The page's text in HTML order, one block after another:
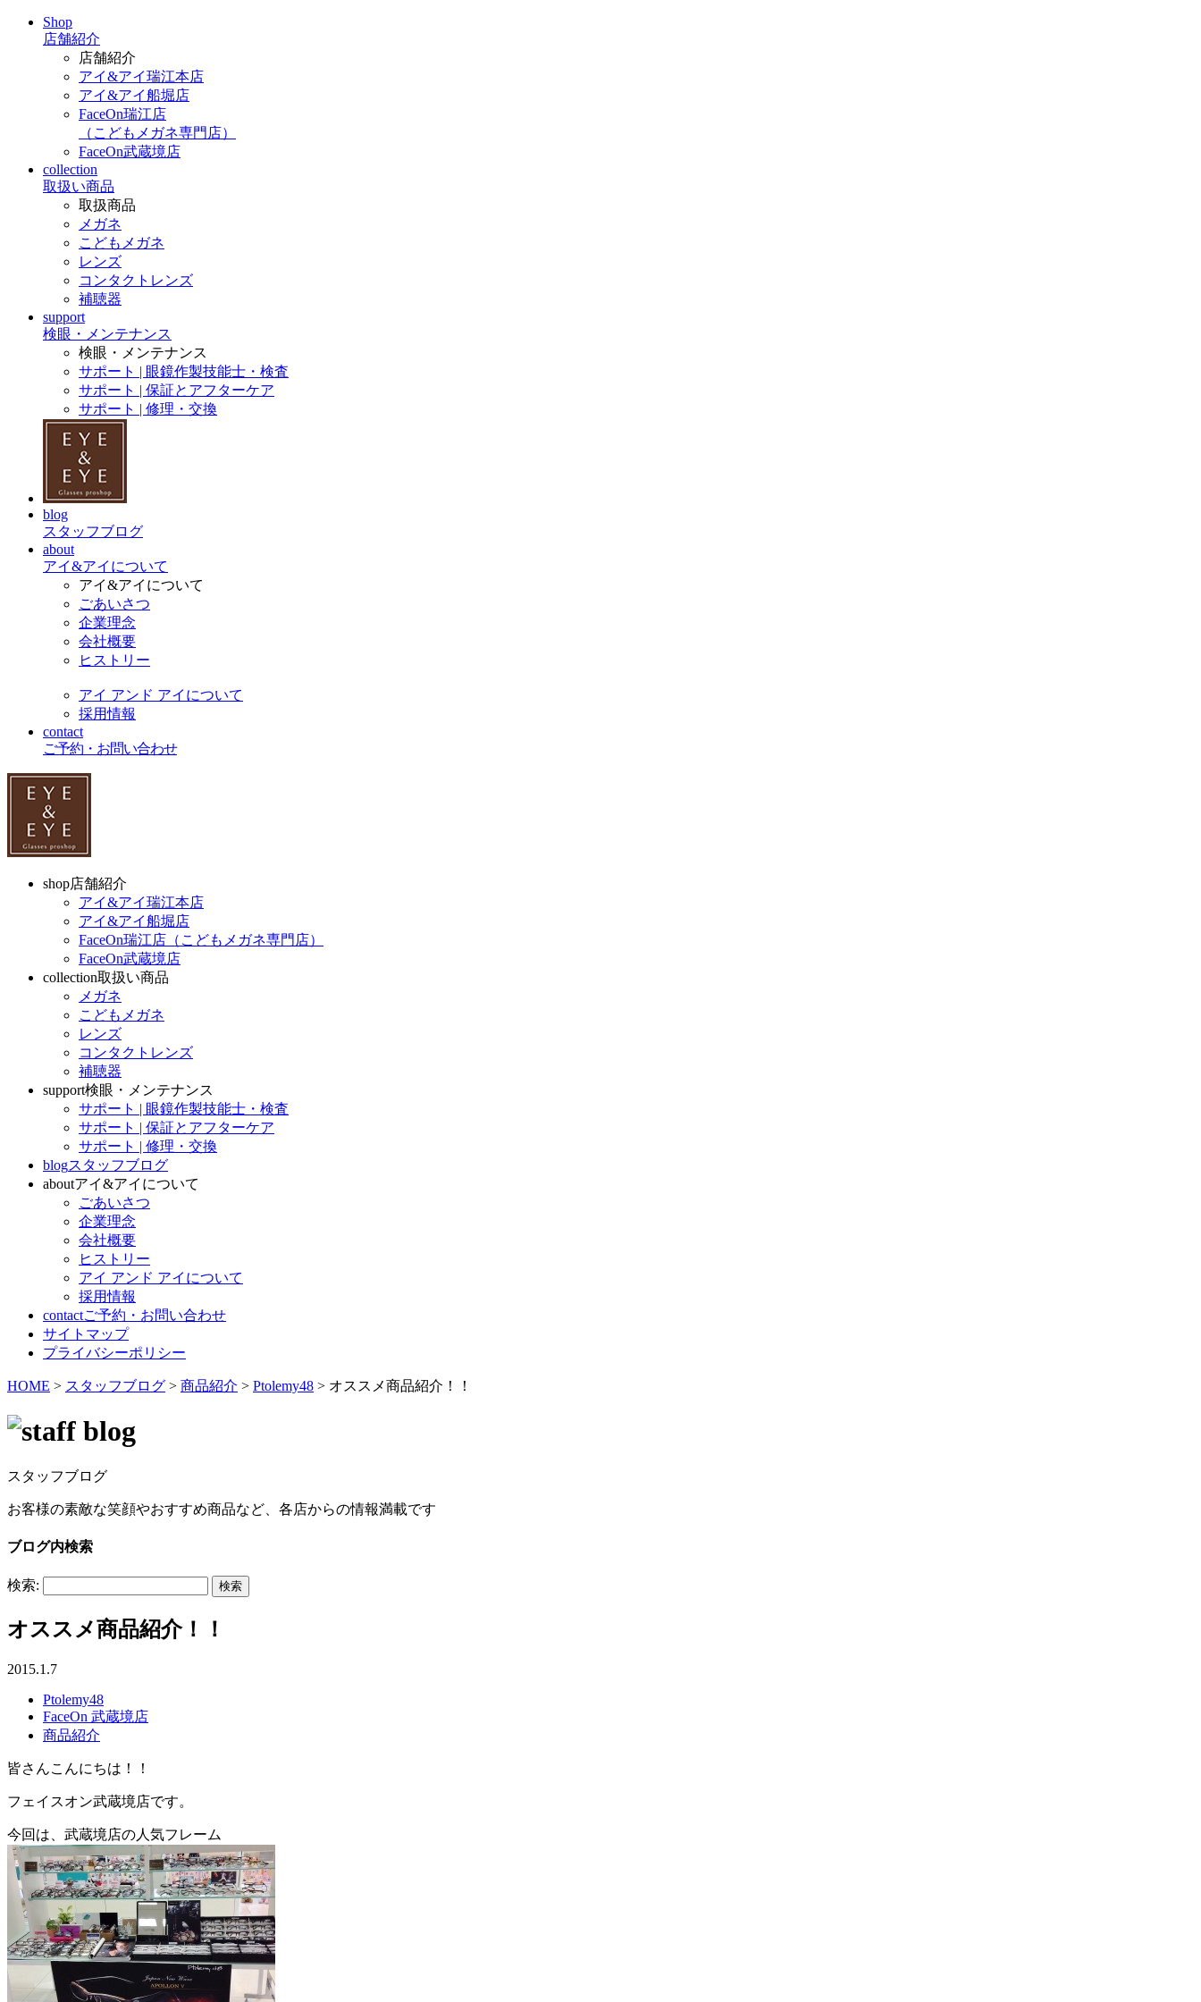
Shop
店舗紹介
店舗紹介
アイ&アイ瑞江本店
アイ&アイ船堀店
FaceOn瑞江店
（こどもメガネ専門店）
FaceOn武蔵境店
collection
取扱い商品
取扱商品
メガネ
こどもメガネ
レンズ
コンタクトレンズ
補聴器
support
検眼・メンテナンス
検眼・メンテナンス
サポート | 眼鏡作製技能士・検査
サポート | 保証とアフターケア
サポート | 修理・交換
blog
スタッフブログ
about
アイ&アイについて
アイ&アイについて
ごあいさつ
企業理念
会社概要
ヒストリー
アイ アンド アイについて
採用情報
contact
ご予約・お問い合わせ
shop店舗紹介
アイ&アイ瑞江本店
アイ&アイ船堀店
FaceOn瑞江店（こどもメガネ専門店）
FaceOn武蔵境店
collection取扱い商品
メガネ
こどもメガネ
レンズ
コンタクトレンズ
補聴器
support検眼・メンテナンス
サポート | 眼鏡作製技能士・検査
サポート | 保証とアフターケア
サポート | 修理・交換
blogスタッフブログ
aboutアイ&アイについて
ごあいさつ
企業理念
会社概要
ヒストリー
アイ アンド アイについて
採用情報
contactご予約・お問い合わせ
サイトマップ
プライバシーポリシー
HOME > スタッフブログ > 商品紹介 > Ptolemy48 > オススメ商品紹介！！
スタッフブログ
お客様の素敵な笑顔やおすすめ商品など、各店からの情報満載です
ブログ内検索
検索:
オススメ商品紹介！！
2015.1.7
Ptolemy48
FaceOn 武蔵境店
商品紹介
皆さんこんにちは！！
フェイスオン武蔵境店です。
今回は、武蔵境店の人気フレーム